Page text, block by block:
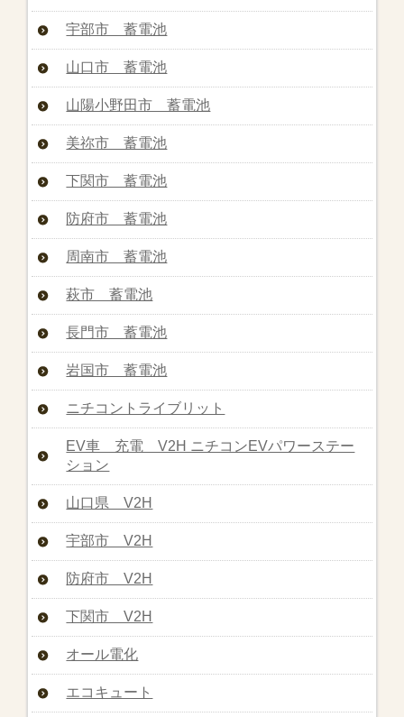
宇部市 蓄電池
山口市 蓄電池
山陽小野田市 蓄電池
美祢市 蓄電池
下関市 蓄電池
防府市 蓄電池
周南市 蓄電池
萩市 蓄電池
長門市 蓄電池
岩国市 蓄電池
ニチコントライブリット
EV車 充電 V2H ニチコンEVパワーステー
ション
山口県 V2H
宇部市 V2H
防府市 V2H
下関市 V2H
オール電化
エコキュート